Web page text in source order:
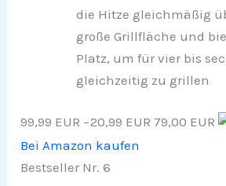
die Hitze gleichmäßig
große Grillfläche und
Platz, um für vier bis
gleichzeitig zu grillen
99,99 EUR −20,99 EUR 79,00 EUR
Bei Amazon kaufen
Bestseller Nr. 6